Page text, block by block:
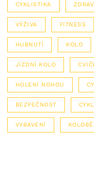
CYKLISTIKA
VÝŽIVA FITNESS
HUBNUTÍ KOLO
JÍZDNÍ KOLO
HOLENÍ NOHOU
BEZPEČNOST
VYBAVENÍ